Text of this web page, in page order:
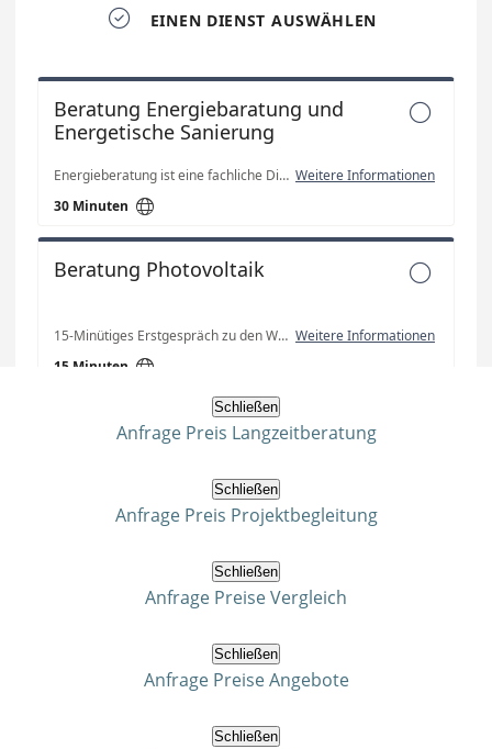
Schließen
Anfrage Preis Langzeitberatung
Schließen
Anfrage Preis Projektbegleitung
Schließen
Anfrage Preise Vergleich
Schließen
Anfrage Preise Angebote
Schließen